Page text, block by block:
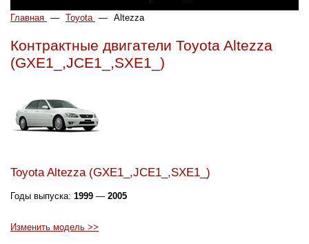
Главная — Toyota — Altezza
Контрактные двигатели Toyota Altezza
(GXE1_,JCE1_,SXE1_)
Toyota Altezza (GXE1_,JCE1_,SXE1_)
Годы выпуска: 1999 — 2005
Изменить модель >>